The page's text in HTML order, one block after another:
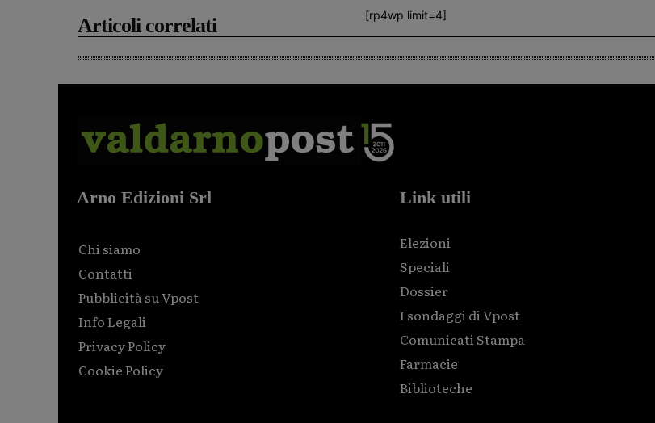
[rp4wp limit=4]
Articoli correlati
Arno Edizioni Srl
Chi siamo
Contatti
Pubblicità su Vpost
Info Legali
Privacy Policy
Cookie Policy
Link utili
Elezioni
Speciali
Dossier
I sondaggi di Vpost
Comunicati Stampa
Farmacie
Biblioteche